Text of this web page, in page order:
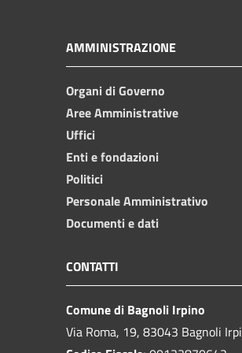
AMMINISTRAZIONE
Organi di Governo
Aree Amministrative
Uffici
Enti e fondazioni
Politici
Personale Amministrativo
Documenti e dati
CONTATTI
Comune di Bagnoli Irpino
Via Roma, 19, 83043 Bagnoli